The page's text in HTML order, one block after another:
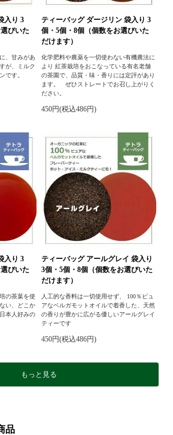
入り 3
びいた
、甘みがあ
が、ミルク
です。
ティーバッグ ダージリン 袋入り 3
個・5個・8個（個数をお選びいた
だけます）
化学肥料や農薬を一切使わない有機農法に
より 紅茶栽培をおこなっている有名老舗
の茶園で、品質・味・香りには定評があり
ます。 ぜひストレートでお召し上がりく
ださい。
450円(税込486円)
入り 3
びいた
の茶葉を使
い、どこか
本人好みの
ティーバッグ アールグレイ 袋入り
3個・5個・8個（個数をお選びいた
だけます）
人工的な香料は一切使用せず、 100％ピュ
アなベルガモットオイルで着香した、天然
の香りが豊かに広がる優しいアールグレイ
ティーです
450円(税込486円)
もっと見る
品